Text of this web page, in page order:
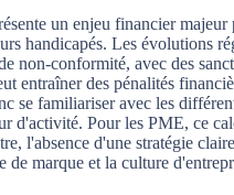
un enjeu financier majeur
handicapés. Les évolutions
non-conformité, avec des
entraîner des pénalités
se familiariser avec les
d'activité. Pour les PME, ce
l'absence d'une stratégie
de marque et la culture